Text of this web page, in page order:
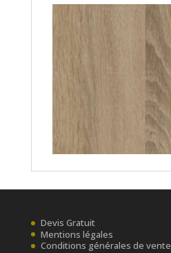
Devis Gratuit
Mentions légales
Conditions générales de vente